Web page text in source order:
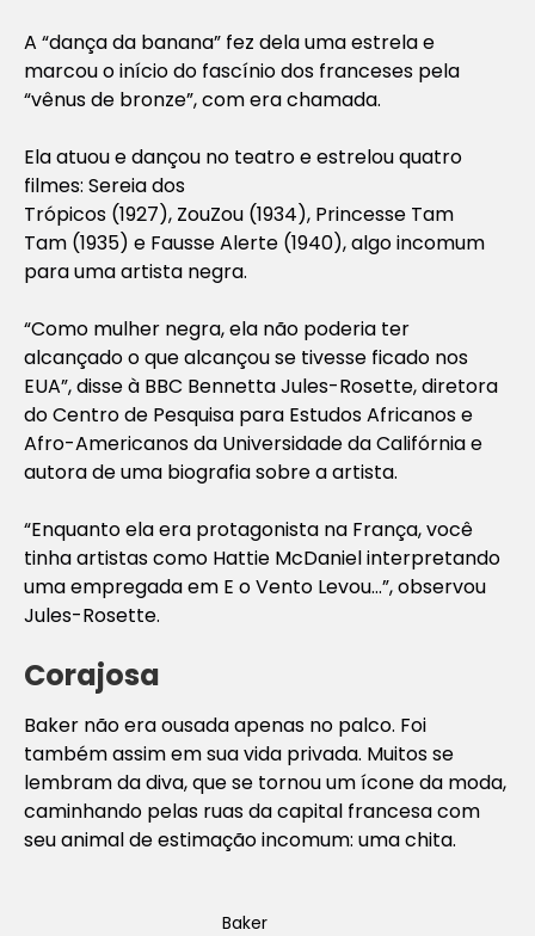
A “dança da banana” fez dela uma estrela e
marcou o início do fascínio dos franceses pela
“vênus de bronze”, com era chamada.
Ela atuou e dançou no teatro e estrelou quatro
filmes: Sereia dos
Trópicos (1927), ZouZou (1934), Princesse Tam
Tam (1935) e Fausse Alerte (1940), algo incomum
para uma artista negra.
“Como mulher negra, ela não poderia ter
alcançado o que alcançou se tivesse ficado nos
EUA”, disse à BBC Bennetta Jules-Rosette, diretora
do Centro de Pesquisa para Estudos Africanos e
Afro-Americanos da Universidade da Califórnia e
autora de uma biografia sobre a artista.
“Enquanto ela era protagonista na França, você
tinha artistas como Hattie McDaniel interpretando
uma empregada em E o Vento Levou…”, observou
Jules-Rosette.
Corajosa
Baker não era ousada apenas no palco. Foi
também assim em sua vida privada. Muitos se
lembram da diva, que se tornou um ícone da moda,
caminhando pelas ruas da capital francesa com
seu animal de estimação incomum: uma chita.
Baker